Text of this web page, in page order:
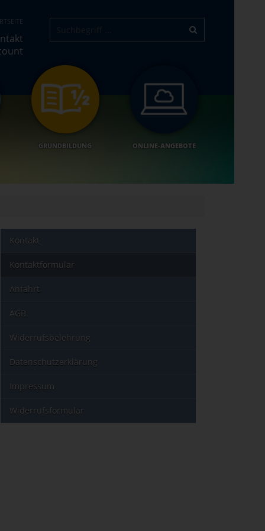
GRUNDBILDUNG ONLINE-ANGEBOTE
Kontakt
Kontaktformular
Anfahrt
AGB
Widerrufsbelehrung
Datenschutzerklärung
Impressum
Widerrufsformular